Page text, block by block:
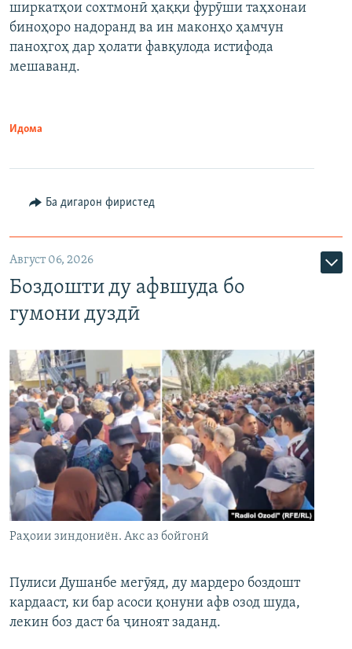
ширкатҳои сохтмонӣ ҳаққи фурӯши таҳхонаи
биноҳоро надоранд ва ин маконҳо ҳамчун
паноҳгоҳ дар ҳолати фавқулода истифода
мешаванд.
Идома
Ба дигарон фиристед
Август 06, 2026
Боздошти ду афвшуда бо
гумони дуздӣ
Раҳоии зиндониён. Акс аз бойгонӣ
Пулиси Душанбе мегӯяд, ду мардеро боздошт
кардааст, ки бар асоси қонуни афв озод шуда,
лекин боз даст ба ҷиноят заданд.